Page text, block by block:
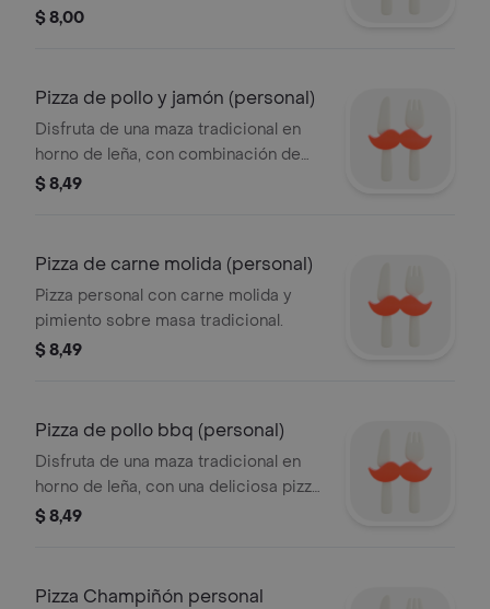
de oliva.
$ 8,00
Pizza de pollo y jamón (personal)
Disfruta de una maza tradicional en
horno de leña, con combinación de
queso, jamón, pollo mechado, cebolla
$ 8,49
Pizza de carne molida (personal)
Pizza personal con carne molida y
pimiento sobre masa tradicional.
$ 8,49
Pizza de pollo bbq (personal)
Disfruta de una maza tradicional en
horno de leña, con una deliciosa pizza
de pollo en salsa bbq acompañada de
$ 8,49
Pizza Champiñón personal